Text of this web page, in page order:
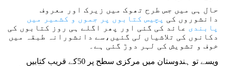
حال ہی میں جس طرح تھوک میں زیرک اور معروف
دانشوروں کی پچیس کتابوں پر جموں و کشمیر میں
پابندی عائد کی گئی اور پھر اگلے ہی روز کتابوں کی
دکانوں کی تلاشیاں لی گئیں،سے دانشورانہ طبقہ میں
خوف و تشویش کی لہر دوڑ گئی ہے۔